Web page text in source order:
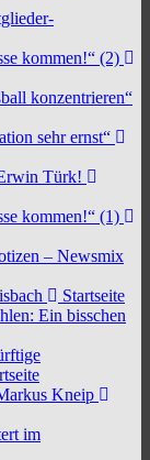
kommen!“ (2)
konzentrieren“
sehr ernst“
Türk!
kommen!“ (1)
– Newsmix
Startseite
Ein bisschen
Kneip
im